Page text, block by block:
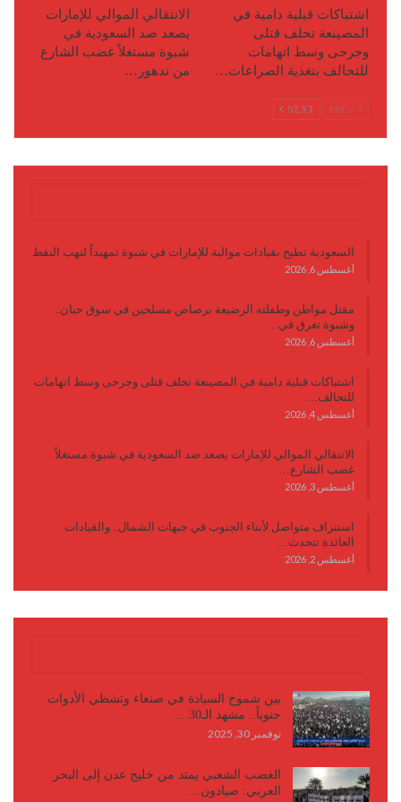
اشتباكات قبلية دامية في
المصينعة تخلف قتلى
وجرحى وسط اتهامات
للتحالف بتغذية الصراعات…
الانتقالي الموالي للإمارات
يصعد ضد السعودية في
شبوة مستغلاً غضب الشارع
من تدهور…
NEXT
السعودية تطيح بقيادات موالية للإمارات في شبوة تمهيداً لنهب النفط
أغسطس 6, 2026
مقتل مواطن وطفلته الرضيعة برصاص مسلحين في سوق حبان..
وشبوة تغرق في…
أغسطس 6, 2026
اشتباكات قبلية دامية في المصينعة تخلف قتلى وجرحى وسط اتهامات
للتحالف…
أغسطس 4, 2026
الانتقالي الموالي للإمارات يصعد ضد السعودية في شبوة مستغلاً
غضب الشارع…
أغسطس 3, 2026
استنزاف متواصل لأبناء الجنوب في جبهات الشمال.. والقيادات
العائدة تتحدث…
أغسطس 2, 2026
بين شموخ السيادة في صنعاء وتشظي الأدوات
جنوباً.. مشهد الـ30…
نوفمبر 30, 2025
الغضب الشعبي يمتد من خليج عدن إلى البحر
العربي: صيادون…